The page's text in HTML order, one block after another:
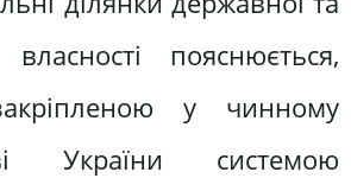
пояснюється,
у чинному
України системою